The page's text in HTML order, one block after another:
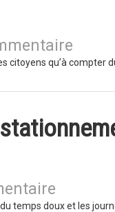
citoyens qu’à
temps doux et les